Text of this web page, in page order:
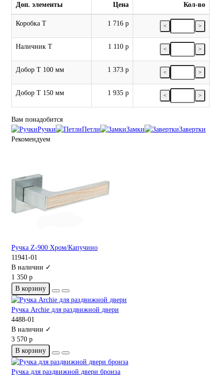
Доп. элементы Цена Кол-во
Коробка Т 1 716 р < >
Наличник Т 1 110 р < >
Добор Т 100 мм 1 373 р < >
Добор Т 150 мм 1 935 р < >
Вам понадобится
Ручки
Петли Замки
Завертки
Рекомендуем
Ручка Z-900 Хром/Капучино
11941-01
В наличии ✓
1 350 р
В корзину
Ручка Archie для раздвижной двери
4488-01
В наличии ✓
3 570 р
В корзину
Ручка для раздвижной двери бронза